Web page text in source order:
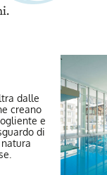
dalle
creano
e
di